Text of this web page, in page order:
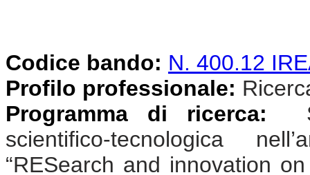
Codice bando: N. 400.12
Profilo professionale:
Programma di ricerca:
scientifico-tecnologica
“RESearch and innovation